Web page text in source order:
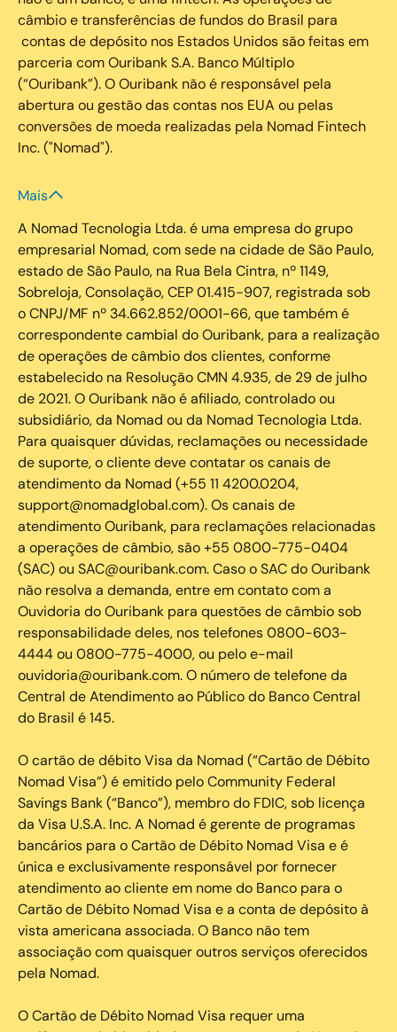
câmbio e transferências de fundos do Brasil para
contas de depósito nos Estados Unidos são feitas em
parceria com Ouribank S.A. Banco Múltiplo
(“Ouribank”). O Ouribank não é responsável pela
abertura ou gestão das contas nos EUA ou pelas
conversões de moeda realizadas pela Nomad Fintech
Inc. ("Nomad").
Mais
A Nomad Tecnologia Ltda. é uma empresa do grupo
empresarial Nomad, com sede na cidade de São Paulo,
estado de São Paulo, na Rua Bela Cintra, nº 1149,
Sobreloja, Consolação, CEP 01.415-907, registrada sob
o CNPJ/MF nº 34.662.852/0001-66, que também é
correspondente cambial do Ouribank, para a realização
de operações de câmbio dos clientes, conforme
estabelecido na Resolução CMN 4.935, de 29 de julho
de 2021. O Ouribank não é afiliado, controlado ou
subsidiário, da Nomad ou da Nomad Tecnologia Ltda.
Para quaisquer dúvidas, reclamações ou necessidade
de suporte, o cliente deve contatar os canais de
atendimento da Nomad (+55 11 4200.0204,
support@nomadglobal.com). Os canais de
atendimento Ouribank, para reclamações relacionadas
a operações de câmbio, são +55 0800-775-0404
(SAC) ou SAC@ouribank.com. Caso o SAC do Ouribank
não resolva a demanda, entre em contato com a
Ouvidoria do Ouribank para questões de câmbio sob
responsabilidade deles, nos telefones 0800-603-
4444 ou 0800-775-4000, ou pelo e-mail
ouvidoria@ouribank.com. O número de telefone da
Central de Atendimento ao Público do Banco Central
do Brasil é 145.
O cartão de débito Visa da Nomad (“Cartão de Débito
Nomad Visa”) é emitido pelo Community Federal
Savings Bank (“Banco”), membro do FDIC, sob licença
da Visa U.S.A. Inc. A Nomad é gerente de programas
bancários para o Cartão de Débito Nomad Visa e é
única e exclusivamente responsável por fornecer
atendimento ao cliente em nome do Banco para o
Cartão de Débito Nomad Visa e a conta de depósito à
vista americana associada. O Banco não tem
associação com quaisquer outros serviços oferecidos
pela Nomad.
O Cartão de Débito Nomad Visa requer uma